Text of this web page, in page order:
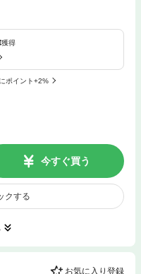
獲得
ポイント+2%
今すぐ買う
クする
お気に入り登録